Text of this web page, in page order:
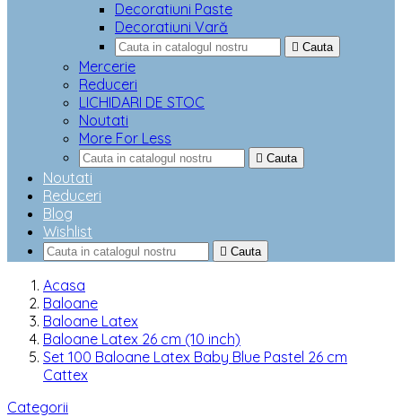
Decoratiuni Paste
Decoratiuni Vară
 Cauta
Mercerie
Reduceri
LICHIDARI DE STOC
Noutati
More For Less
 Cauta
Noutati
Reduceri
Blog
Wishlist
 Cauta
Acasa
Baloane
Baloane Latex
Baloane Latex 26 cm (10 inch)
Set 100 Baloane Latex Baby Blue Pastel 26 cm
Cattex
Categorii